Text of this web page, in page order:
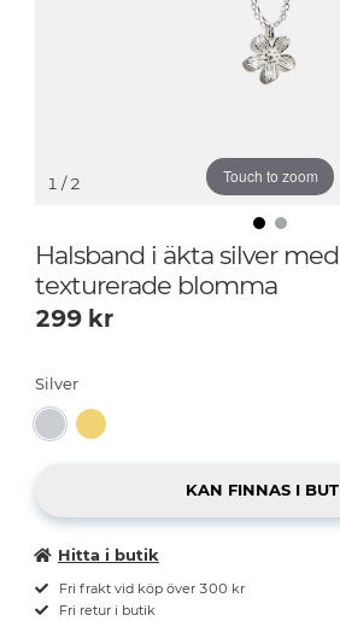
Touch to zoom
1 / 2
Halsband i äkta silver med
texturerade blomma
299 kr
Silver
Hitta i butik
Fri frakt vid köp över 300 kr
Fri retur i butik